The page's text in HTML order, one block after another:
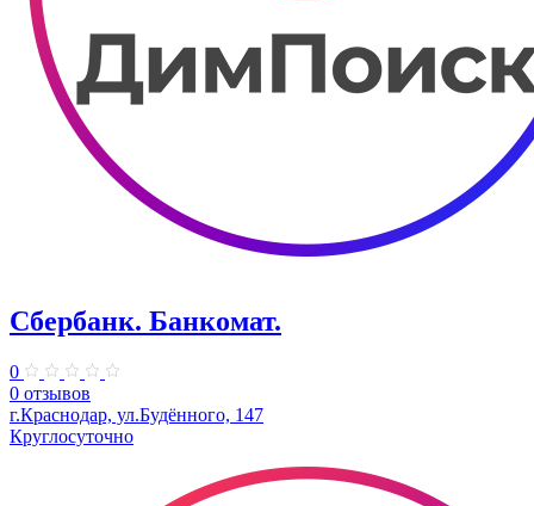
Сбербанк. Банкомат.
0
0 отзывов
г.Краснодар, ул.Будённого, 147
Круглосуточно